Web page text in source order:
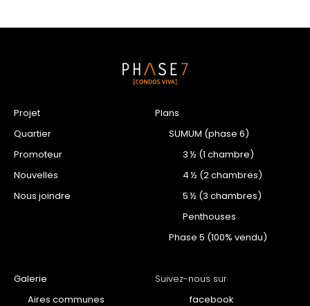
Projet
Quartier
Promoteur
Nouvelles
Nous joindre
Plans
SUMUM (phase 6)
3 ½ (1 chambre)
4 ½ (2 chambres)
5 ½ (3 chambres)
Penthouses
Phase 5 (100% vendu)
Galerie
Aires communes
Suivez-nous sur
facebook